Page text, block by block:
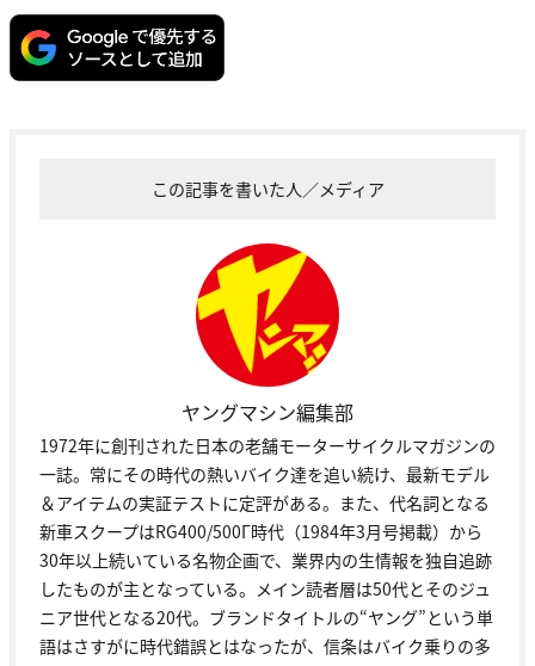
この記事を書いた人／メディア
ヤングマシン編集部
1972年に創刊された日本の老舗モーターサイクルマガジンの
一誌。常にその時代の熱いバイク達を追い続け、最新モデル
＆アイテムの実証テストに定評がある。また、代名詞となる
新車スクープはRG400/500Γ時代（1984年3月号掲載）から
30年以上続いている名物企画で、業界内の生情報を独自追跡
したものが主となっている。メイン読者層は50代とそのジュ
ニア世代となる20代。ブランドタイトルの“ヤング”という単
語はさすがに時代錯誤とはなったが、信条はバイク乗りの多